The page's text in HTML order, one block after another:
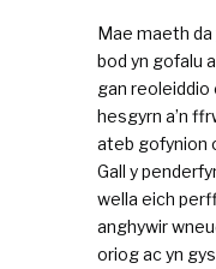
Mae maeth da
bod yn gofalu
gan reoleiddio
hesgyrn a’n
ateb gofynion
Gall y
wella eich
anghywir
oriog ac yn